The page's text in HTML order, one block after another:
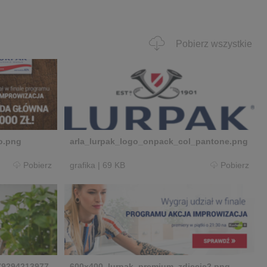
Pobierz wszystkie
Pobierz
arla_lurpak_logo_onpack_col_pantone.png
grafika | 69 KB Pobierz